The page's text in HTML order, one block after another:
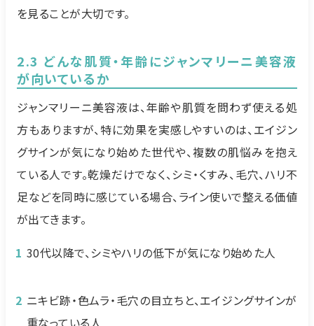
を見ることが大切です。
2.3 どんな肌質・年齢にジャンマリーニ美容液
が向いているか
ジャンマリーニ美容液は、年齢や肌質を問わず使える処
方もありますが、特に効果を実感しやすいのは、エイジン
グサインが気になり始めた世代や、複数の肌悩みを抱え
ている人です。乾燥だけでなく、シミ・くすみ、毛穴、ハリ不
足などを同時に感じている場合、ライン使いで整える価値
が出てきます。
30代以降で、シミやハリの低下が気になり始めた人
ニキビ跡・色ムラ・毛穴の目立ちと、エイジングサインが
重なっている人